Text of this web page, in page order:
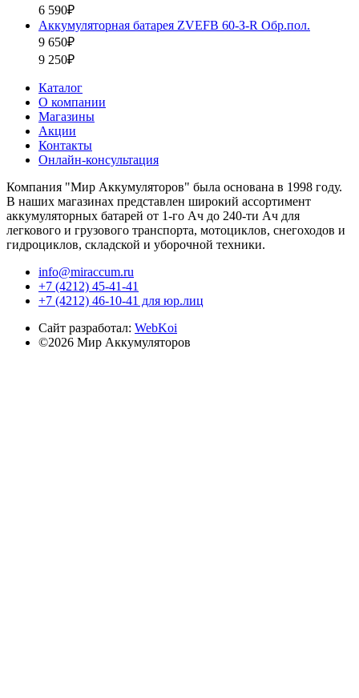
6 590₽
Аккумуляторная батарея ZVEFB 60-З-R Обр.пол.
9 650₽
9 250₽
Каталог
О компании
Магазины
Акции
Контакты
Онлайн-консультация
Компания "Мир Аккумуляторов" была основана в 1998 году.
В наших магазинах представлен широкий ассортимент
аккумуляторных батарей от 1-го Ач до 240-ти Ач для
легкового и грузового транспорта, мотоциклов, снегоходов и
гидроциклов, складской и уборочной техники.
info@miraccum.ru
+7 (4212) 45-41-41
+7 (4212) 46-10-41 для юр.лиц
Сайт разработал: WebKoi
©2026 Мир Аккумуляторов